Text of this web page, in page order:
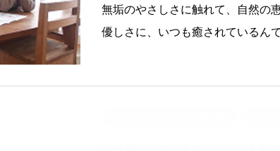
無垢のやさしさに触れて、自然の
優しさに、いつも癒されているん